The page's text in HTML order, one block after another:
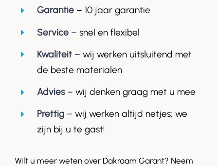
Garantie– 10 jaar garantie
Service – snel en flexibel
Kwaliteit– wij werken uitsluitend met
de beste materialen
Advies– wij denken graag met u mee
Prettig– wij werken altijd netjes; we
zijn bij u te gast!
Wilt u meer weten over Dakraam Garant? Neem